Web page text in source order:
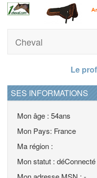
Cheval
Le
SES INFORMATIONS
Mon âge : 54ans
Mon Pays: France
Ma région :
Mon statut : déConnecté